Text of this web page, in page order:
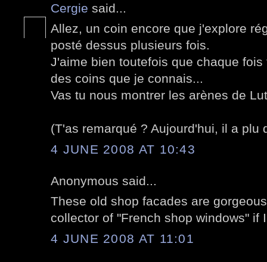
Cergie said...
Allez, un coin encore que j'explore
posté dessus plusieurs fois.
J'aime bien toutefois que chaque
des coins que je connais...
Vas tu nous montrer les arènes de
(T'as remarqué ? Aujourd'hui, il a plu
4 JUNE 2008 AT 10:43
Anonymous said...
These old shop facades are
collector of "French shop windows" if
4 JUNE 2008 AT 11:01